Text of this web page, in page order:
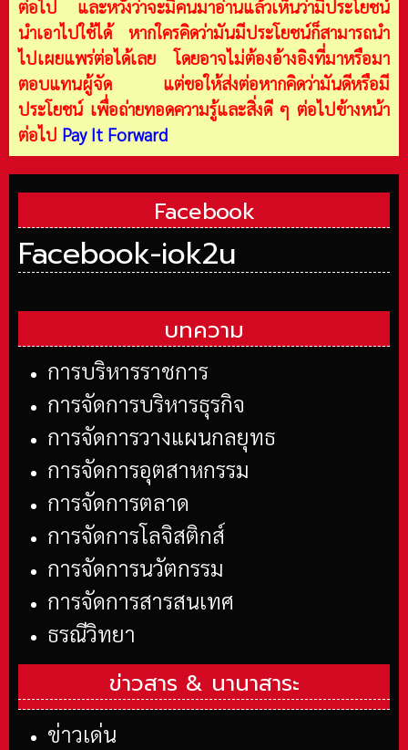
ต่อไป และหวังว่าจะมีคนมาอ่านแล้วเห็นว่ามีประโยชน์
นำเอาไปใช้ได้ หากใครคิดว่ามันมีประโยชน์ก็สามารถนำ
ไปเผยแพร่ต่อได้เลย โดยอาจไม่ต้องอ้างอิงที่มาหรือมา
ตอบแทนผู้จัด แต่ขอให้ส่งต่อหากคิดว่ามันดีหรือมี
ประโยชน์ เพื่อถ่ายทอดความรู้และสิ่งดี ๆ ต่อไปข้างหน้า
ต่อไป Pay It Forward
Facebook
Facebook-iok2u
บทความ
การบริหารราชการ
การจัดการบริหารธุรกิจ
การจัดการวางแผนกลยุทธ
การจัดการอุตสาหกรรม
การจัดการตลาด
การจัดการโลจิสติกส์
การจัดการนวัตกรรม
การจัดการสารสนเทศ
ธรณีวิทยา
ข่าวสาร & นานาสาระ
ข่าวเด่น